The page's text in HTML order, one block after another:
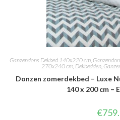
Ganzendons Dekbed 140x220 cm
270x240 cm, Dekbedden,
Donzen zomerdekbed – Luxe
140 x 200 cm –
€